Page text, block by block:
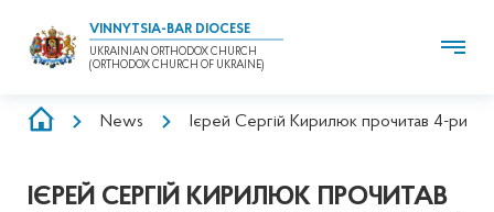
VINNYTSIA-BAR DIOCESE
UKRAINIAN ORTHODOX CHURCH
(ORTHODOX CHURCH OF UKRAINE)
BREADCRUMB
News Ієрей Сергій Кирилюк прочитав 4-ри
ІЄРЕЙ СЕРГІЙ КИРИЛЮК ПРОЧИТАВ